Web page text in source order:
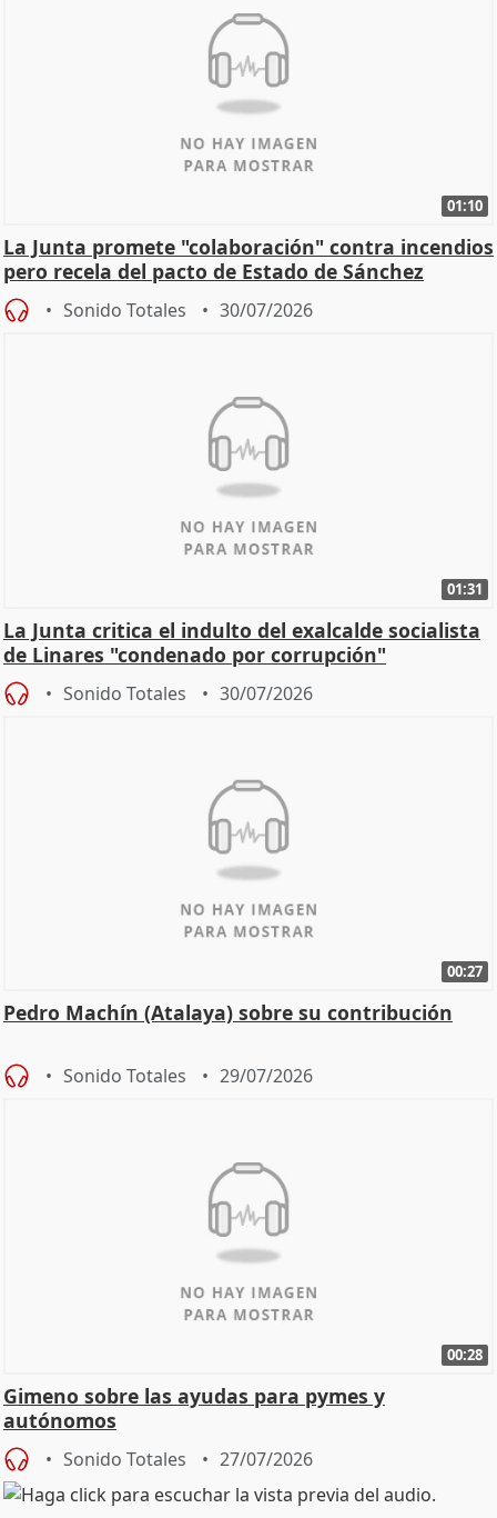
01:10
La Junta promete "colaboración" contra incendios
pero recela del pacto de Estado de Sánchez
Sonido Totales 30/07/2026
01:31
La Junta critica el indulto del exalcalde socialista
de Linares "condenado por corrupción"
Sonido Totales 30/07/2026
00:27
Pedro Machín (Atalaya) sobre su contribución
Sonido Totales 29/07/2026
00:28
Gimeno sobre las ayudas para pymes y
autónomos
Sonido Totales 27/07/2026